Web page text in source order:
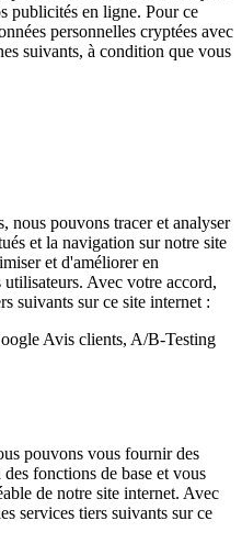
publicités en ligne. Pour ce
personnelles cryptées avec
suivants, à condition que vous
nous pouvons tracer et analyser
et la navigation sur notre site
et d'améliorer en
Avec votre accord,
suivants sur ce site internet :
Avis clients, A/B-Testing
pouvons vous fournir des
fonctions de base et vous
de notre site internet. Avec
services tiers suivants sur ce